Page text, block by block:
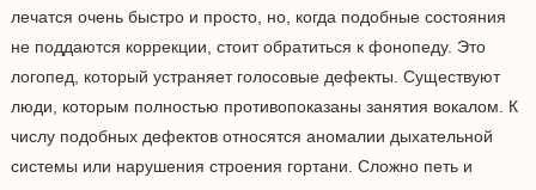
лечатся очень быстро и просто, но, когда подобные состояния
не поддаются коррекции, стоит обратиться к фонопеду. Это
логопед, который устраняет голосовые дефекты. Существуют
люди, которым полностью противопоказаны занятия вокалом. К
числу подобных дефектов относятся аномалии дыхательной
системы или нарушения строения гортани. Сложно петь и